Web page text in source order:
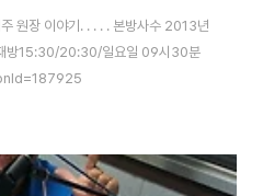
원장 이야기. . . . . 본방사수 2013년
방15:30/20:30/일요일 09시30분